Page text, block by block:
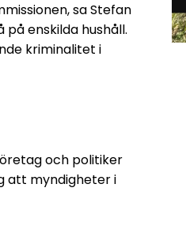
sa Stefan
enskilda hushåll.
kriminalitet i
och politiker
att myndigheter i